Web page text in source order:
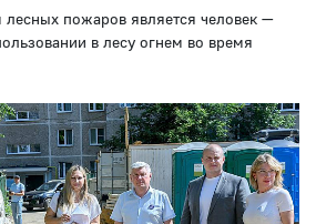
пожаров является человек —
в лесу огнем во время